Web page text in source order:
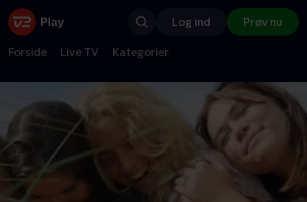
Log ind Prøv nu
Forside Live TV Kategorier